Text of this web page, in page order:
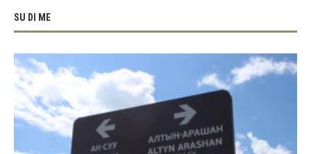
SU DI ME